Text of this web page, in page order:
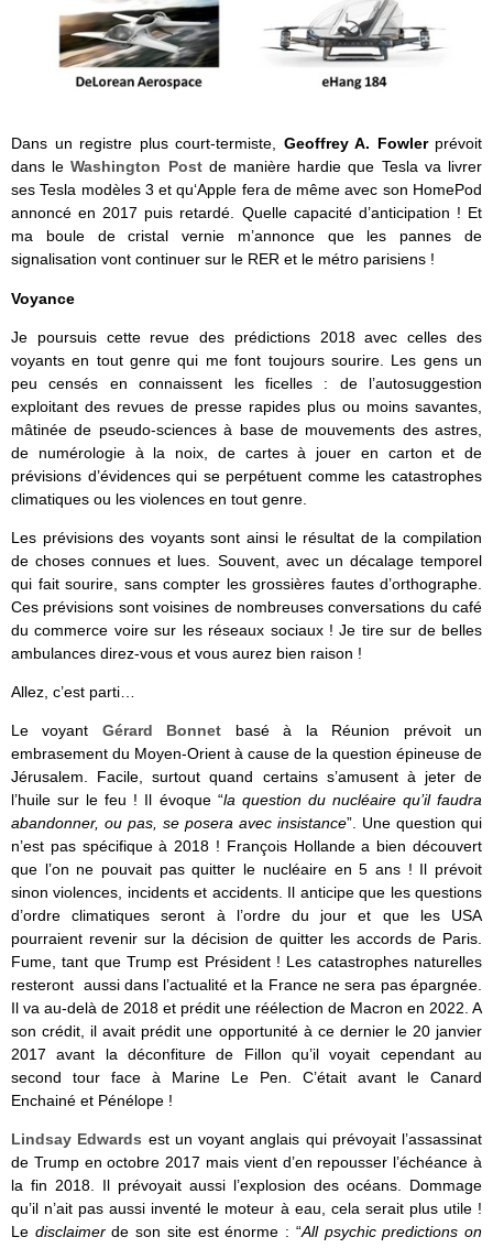
Dans un registre plus court-termiste, Geoffrey A. Fowler prévoit
dans leWashington Postde manière hardie que Tesla va livrer
ses Tesla modèles 3 et qu‘Apple fera de même avec son HomePod
annoncé en 2017 puis retardé. Quelle capacité d’anticipation ! Et
ma boule de cristal vernie m’annonce que les pannes de
signalisation vont continuer sur le RER et le métro parisiens !
Voyance
Je poursuis cette revue des prédictions 2018 avec celles des
voyants en tout genre qui me font toujours sourire. Les gens un
peu censés en connaissent les ficelles : de l’autosuggestion
exploitant des revues de presse rapides plus ou moins savantes,
mâtinée de pseudo-sciences à base de mouvements des astres,
de numérologie à la noix, de cartes à jouer en carton et de
prévisions d’évidences qui se perpétuent comme les catastrophes
climatiques ou les violences en tout genre.
Les prévisions des voyants sont ainsi le résultat de la compilation
de choses connues et lues. Souvent, avec un décalage temporel
qui fait sourire, sans compter les grossières fautes d’orthographe.
Ces prévisions sont voisines de nombreuses conversations du café
du commerce voire sur les réseaux sociaux ! Je tire sur de belles
ambulances direz-vous et vous aurez bien raison !
Allez, c’est parti…
Le voyant Gérard Bonnet basé à la Réunion prévoit un
embrasement du Moyen-Orient à cause de la question épineuse de
Jérusalem. Facile, surtout quand certains s’amusent à jeter de
l’huile sur le feu ! Il évoque “la question du nucléaire qu’il faudra
abandonner, ou pas, se posera avec insistance”. Une question qui
n’est pas spécifique à 2018 ! François Hollande a bien découvert
que l’on ne pouvait pas quitter le nucléaire en 5 ans ! Il prévoit
sinon violences, incidents et accidents. Il anticipe que les questions
d’ordre climatiques seront à l’ordre du jour et que les USA
pourraient revenir sur la décision de quitter les accords de Paris.
Fume, tant que Trump est Président ! Les catastrophes naturelles
resteront aussi dans l’actualité et la France ne sera pas épargnée.
Il va au-delà de 2018 et prédit une réélection de Macron en 2022. A
son crédit, il avait prédit une opportunité à ce dernier le 20 janvier
2017 avant la déconfiture de Fillon qu’il voyait cependant au
second tour face à Marine Le Pen. C’était avant le Canard
Enchainé et Pénélope !
Lindsay Edwards est un voyant anglais qui prévoyait l’assassinat
de Trump en octobre 2017 mais vient d’en repousser l’échéance à
la fin 2018. Il prévoyait aussi l’explosion des océans. Dommage
qu’il n’ait pas aussi inventé le moteur à eau, cela serait plus utile !
Le disclaimerde son site est énorme : “All psychic predictions on